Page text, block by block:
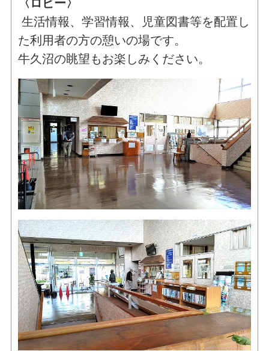
〈ロビー〉
生活情報、学習情報、児童図書等を配置し
た利用者の方の憩いの場です。
牛久沼の眺望もお楽しみください。